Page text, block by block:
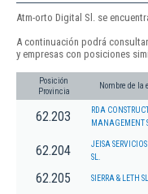
Atm-orto Digital Sl. se
A continuación podrá
y empresas con posiciones
Posición
Provincia
Nombre de la
62.203
RDA
MANAGEMENT
62.204
JEISA
SL.
62.205 SIERRA & LETH SL